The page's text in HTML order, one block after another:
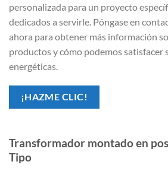
personalizada para un proyecto
dedicados a servirle. Póngase en
ahora para obtener más información
productos y cómo podemos satisfacer
energéticas.
¡HAZME CLIC!
Transformador montado en
Tipo